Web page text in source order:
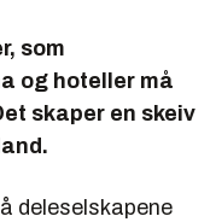
som
og hoteller må
skaper en skeiv
deleselskapene